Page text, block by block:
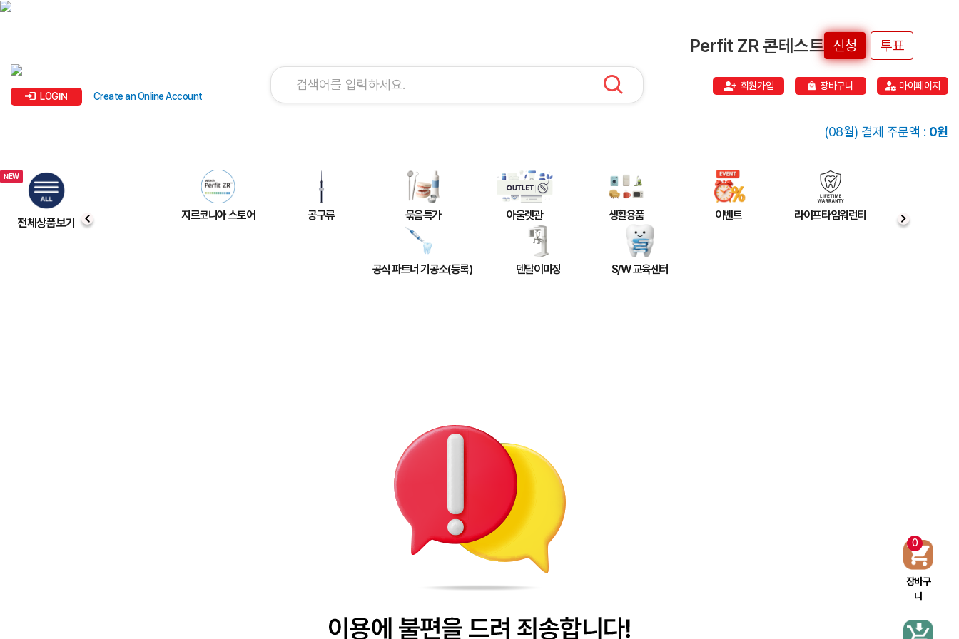
LOGIN Create an Online Account
Perfit ZR 콘테스트 신청 투표
회원가입 장바구니 마이페이지
(08월) 결제 주문액 : 0원
전체상품보기
지르코니아 스토어 공구류 묶음특가 아울렛관 생활용품 이벤트 라이프타임워런티
공식 파트너 기공소(등록) 덴탈이미징 S/W 교육센터
0
장바구
니